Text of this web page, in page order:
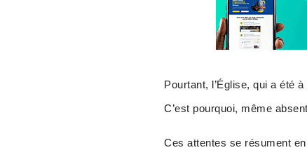
Pourtant, l’Église, qui a été
C’est pourquoi, même
Ces attentes se résument